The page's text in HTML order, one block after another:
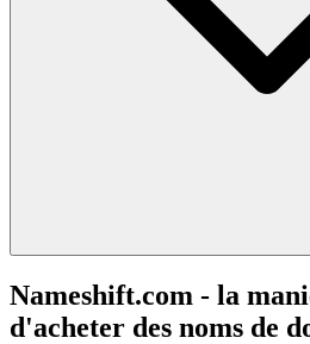
Nameshift.com - la
d'acheter des noms de